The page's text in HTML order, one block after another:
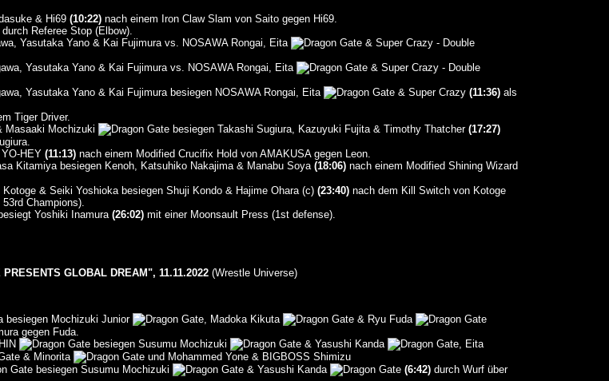
& Hi69 (10:22)nach einem Iron Claw Slam von Saito gegen Hi69.
Referee Stop (Elbow).
Yasutaka Yano & Kai Fujimura vs. NOSAWA Rongai, Eita
& Super Crazy - Double
Yasutaka Yano & Kai Fujimura vs. NOSAWA Rongai, Eita
& Super Crazy - Double
Yasutaka Yano & Kai Fujimura besiegen NOSAWA Rongai, Eita & Super Crazy (11:36)als
Tiger Driver.
Masaaki Mochizuki besiegen Takashi Sugiura, Kazuyuki Fujita & Timothy Thatcher (17:27)
HEY (11:13)nach einem Modified Crucifix Hold von AMAKUSA gegen Leon.
Kitamiya besiegen Kenoh, Katsuhiko Nakajima & Manabu Soya (18:06)nach einem Modified Shining Wizard
& Seiki Yoshioka besiegen Shuji Kondo & Hajime Ohara (c) (23:40)nach dem Kill Switch von Kotoge
Champions).
Yoshiki Inamura(26:02)mit einer Moonsault Press (1st defense).
GLOBAL DREAM", 11.11.2022(Wrestle Universe)
besiegen Mochizuki Junior
, Madoka Kikuta
& Ryu Fuda
gegen Fuda.
besiegen Susumu Mochizuki & Yasushi Kanda
, Eita
& Minorita
und Mohammed Yone & BIGBOSS Shimizu
besiegen Susumu Mochizuki & Yasushi Kanda (6:42)durch Wurf über